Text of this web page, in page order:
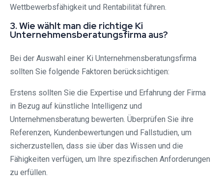
Wettbewerbsfähigkeit und Rentabilität führen.
3. Wie wählt man die richtige Ki
Unternehmensberatungsfirma aus?
Bei der Auswahl einer Ki Unternehmensberatungsfirma
sollten Sie folgende Faktoren berücksichtigen:
Erstens sollten Sie die Expertise und Erfahrung der Firma
in Bezug auf künstliche Intelligenz und
Unternehmensberatung bewerten. Überprüfen Sie ihre
Referenzen, Kundenbewertungen und Fallstudien, um
sicherzustellen, dass sie über das Wissen und die
Fähigkeiten verfügen, um Ihre spezifischen Anforderungen
zu erfüllen.